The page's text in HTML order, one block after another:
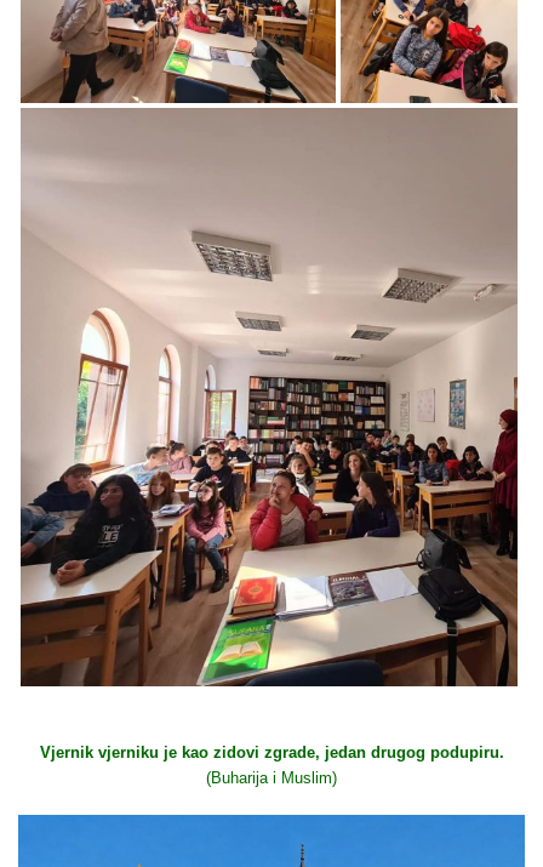
Vjernik vjerniku je kao zidovi zgrade, jedan drugog podupiru.
(Buharija i Muslim)